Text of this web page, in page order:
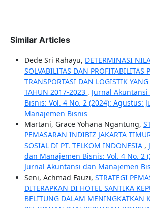
Similar Articles
Dede Sri Rahayu, DETERMINASI
SOLVABILITAS DAN PROFITABILITAS
TRANSPORTASI DAN LOGISTIK
TAHUN 2017-2023 , Jurnal
Bisnis: Vol. 4 No. 2 (2024): Agustus:
Manajemen Bisnis
Martani, Grace Yohana Ngantung,
PEMASARAN INDIBIZ JAKARTA
SOSIAL DI PT. TELKOM INDONESIA ,
dan Manajemen Bisnis: Vol. 4 No. 2
Jurnal Akuntansi dan Manajemen
Seni, Achmad Fauzi, STRATEGI
DITERAPKAN DI HOTEL SANTIKA
BELITUNG DALAM MENINGKATKAN